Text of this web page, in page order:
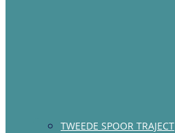
TWEEDE SPOOR TRAJECT